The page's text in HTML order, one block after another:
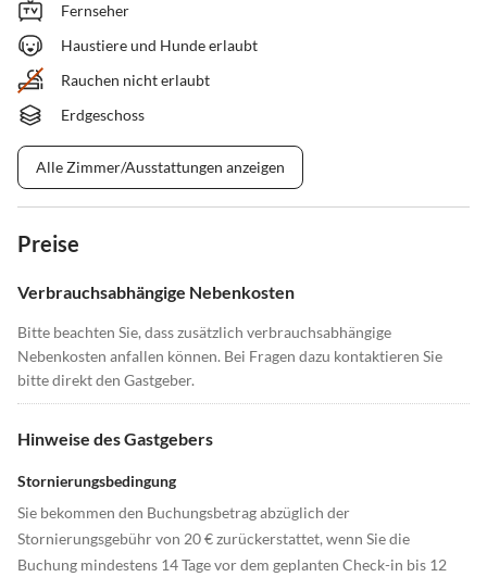
Fernseher
Haustiere und Hunde erlaubt
Rauchen nicht erlaubt
Erdgeschoss
Alle Zimmer/Ausstattungen anzeigen
Preise
Verbrauchsabhängige Nebenkosten
Bitte beachten Sie, dass zusätzlich verbrauchsabhängige
Nebenkosten anfallen können. Bei Fragen dazu kontaktieren Sie
bitte direkt den Gastgeber.
Hinweise des Gastgebers
Stornierungsbedingung
Sie bekommen den Buchungsbetrag abzüglich der
Stornierungsgebühr von 20 € zurückerstattet, wenn Sie die
Buchung mindestens 14 Tage vor dem geplanten Check-in bis 12